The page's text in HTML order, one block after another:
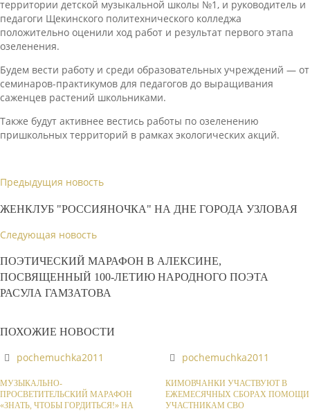
территории детской музыкальной школы №1, и руководитель и
педагоги Щекинского политехнического колледжа
положительно оценили ход работ и результат первого этапа
озеленения.
Будем вести работу и среди образовательных учреждений — от
семинаров-практикумов для педагогов до выращивания
саженцев растений школьниками.
Также будут активнее вестись работы по озеленению
пришкольных территорий в рамках экологических акций.
Предыдущия новость
ЖЕНКЛУБ "РОССИЯНОЧКА" НА ДНЕ ГОРОДА УЗЛОВАЯ
Следующая новость
ПОЭТИЧЕСКИЙ МАРАФОН В АЛЕКСИНЕ,
ПОСВЯЩЕННЫЙ 100-ЛЕТИЮ НАРОДНОГО ПОЭТА
РАСУЛА ГАМЗАТОВА
ПОХОЖИЕ НОВОСТИ
pochemuchka2011
МУЗЫКАЛЬНО-
ПРОСВЕТИТЕЛЬСКИЙ МАРАФОН
«ЗНАТЬ, ЧТОБЫ ГОРДИТЬСЯ!» НА
pochemuchka2011
КИМОВЧАНКИ УЧАСТВУЮТ В
ЕЖЕМЕСЯЧНЫХ СБОРАХ ПОМОЩИ
УЧАСТНИКАМ СВО